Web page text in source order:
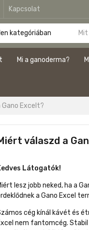
Kapcsolat
Mi a ganoderma?
Gano Excelt?
válaszd a
Látogatók!
lesz jobb neked, ha a
a Gano Excel
cég kínál kávét és
nem fantomcég.